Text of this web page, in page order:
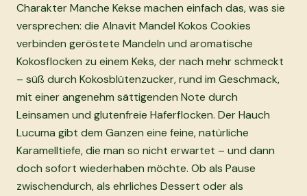
Charakter Manche Kekse machen einfach das, was sie
versprechen: die Alnavit Mandel Kokos Cookies
verbinden geröstete Mandeln und aromatische
Kokosflocken zu einem Keks, der nach mehr schmeckt
– süß durch Kokosblütenzucker, rund im Geschmack,
mit einer angenehm sättigenden Note durch
Leinsamen und glutenfreie Haferflocken. Der Hauch
Lucuma gibt dem Ganzen eine feine, natürliche
Karamelltiefe, die man so nicht erwartet – und dann
doch sofort wiederhaben möchte. Ob als Pause
zwischendurch, als ehrliches Dessert oder als